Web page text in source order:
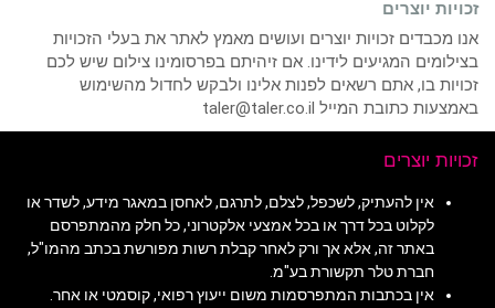
זכויות יוצרים
אנו מכבדים זכויות יוצרים ועושים מאמץ לאתר את בעלי הזכויות
בצילומים המגיעים לידינו. אם זיהיתם בפרסומינו צילום שיש לכם
זכויות בו, אתם רשאים לפנות אלינו ולבקש לחדול מהשימוש
באמצעות כתובת המייל taler@taler.co.il
זכויות יוצרים
אין להעתיק, לשכפל, לצלם, לתרגם, לאחסן במאגר מידע, לשדר או
לקלוט בכל דרך או בכל אמצעי אלקטרוני, כל חלק מהמתפרסם
באתר זה, אלא אך ורק לאחר קבלת רשות מפורשת בכתב מהמו"ל,
חברת טלר תקשורת בע"מ.
אין בכתבות המתפרסמות משום ייעוץ רפואי, קוסמטי או אחר.